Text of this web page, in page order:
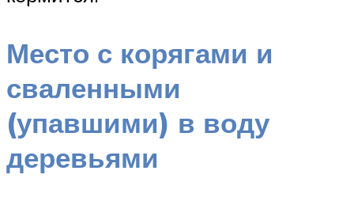
Место с корягами и
сваленными
(упавшими) в воду
деревьями